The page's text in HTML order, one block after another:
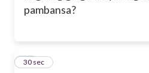
pambansa?
15
30 sec